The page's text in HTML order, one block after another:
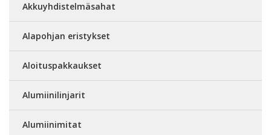
Akkuyhdistelmäsahat
Alapohjan eristykset
Aloituspakkaukset
Alumiinilinjarit
Alumiinimitat